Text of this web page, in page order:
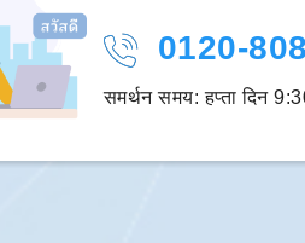
0120-
समर्थन समय: हप्ता दिन